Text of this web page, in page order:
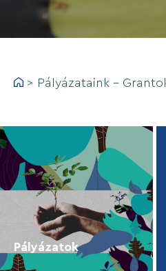
> Pályázataink -
Pályázatok